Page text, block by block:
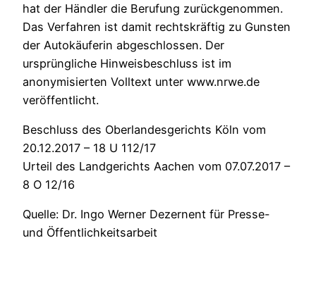
hat der Händler die Berufung zurückgenommen.
Das Verfahren ist damit rechtskräftig zu Gunsten
der Autokäuferin abgeschlossen. Der
ursprüngliche Hinweisbeschluss ist im
anonymisierten Volltext unter www.nrwe.de
veröffentlicht.
Beschluss des Oberlandesgerichts Köln vom
20.12.2017 – 18 U 112/17
Urteil des Landgerichts Aachen vom 07.07.2017 –
8 O 12/16
Quelle: Dr. Ingo Werner Dezernent für Presse-
und Öffentlichkeitsarbeit